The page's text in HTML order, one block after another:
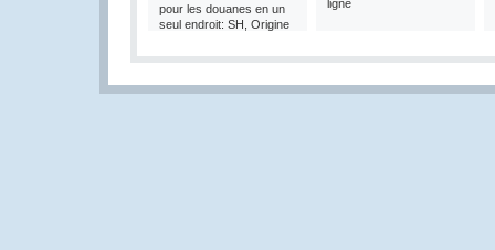
pour les douanes en un
seul endroit: SH, Origine
ligne